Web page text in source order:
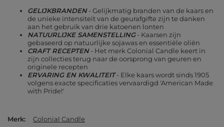
GELIJKBRANDEN - Gelijkmatig branden van de kaars en
de unieke intensiteit van de geurafgifte zijn te danken
aan het gebruik van drie katoenen lonten
NATUURLIJKE SAMENSTELLING - Kaarsen zijn
gebaseerd op natuurlijke sojawas en essentiële oliën
CRAFT RECEPTEN - Het merk Colonial Candle keert in
zijn collecties terug naar de oorsprong van geuren en
originele recepten
ERVARING EN KWALITEIT - Elke kaars wordt sinds 1905
volgens exacte specificaties vervaardigd 'American Made
with Pride!'
Merk Colonial Candle